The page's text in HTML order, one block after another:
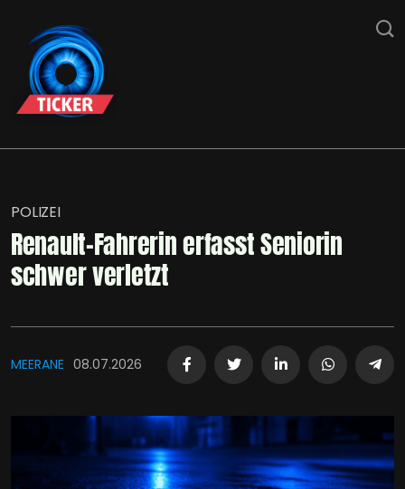
POLIZEI
Renault-Fahrerin erfasst Seniorin
schwer verletzt
MEERANE 08.07.2026